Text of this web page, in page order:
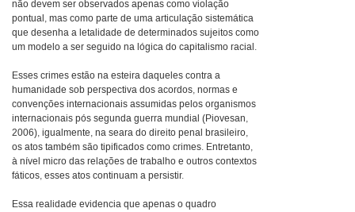
não devem ser observados apenas como violação
pontual, mas como parte de uma articulação sistemática
que desenha a letalidade de determinados sujeitos como
um modelo a ser seguido na lógica do capitalismo racial.
Esses crimes estão na esteira daqueles contra a
humanidade sob perspectiva dos acordos, normas e
convenções internacionais assumidas pelos organismos
internacionais pós segunda guerra mundial (Piovesan,
2006), igualmente, na seara do direito penal brasileiro,
os atos também são tipificados como crimes. Entretanto,
à nível micro das relações de trabalho e outros contextos
fáticos, esses atos continuam a persistir.
Essa realidade evidencia que apenas o quadro